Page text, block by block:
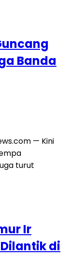
Banda
— Kini
turut
Ir
di